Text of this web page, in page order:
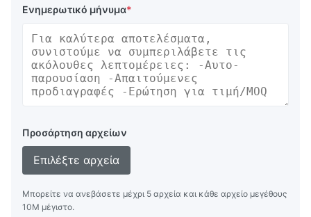
Ενημερωτικό μήνυμα*
Προσάρτηση αρχείων
Επιλέξτε αρχεία
Μπορείτε να ανεβάσετε μέχρι 5 αρχεία και κάθε αρχείο μεγέθους
10M μέγιστο.